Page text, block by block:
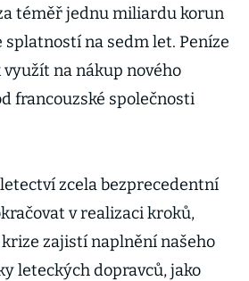
téměř jednu miliardu korun
splatností na sedm let. Peníze
na nákup nového
francouzské společnosti
zcela bezprecedentní
v realizaci kroků,
zajistí naplnění našeho
leteckých dopravců, jako